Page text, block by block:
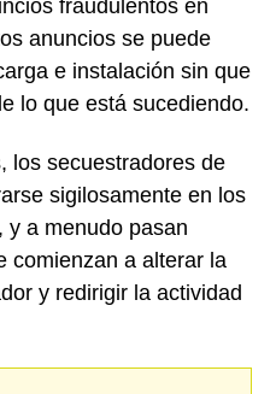
fraudulentos en
anuncios se puede
e instalación sin que
lo que está sucediendo.
los secuestradores de
sigilosamente en los
y a menudo pasan
comienzan a alterar la
y redirigir la actividad